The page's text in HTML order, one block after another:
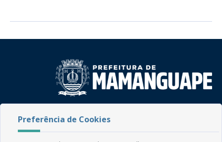
CEP: 58.280-000 - Mamanguape/PB
Fone: (83) 3292-2246
Preferência de Cookies